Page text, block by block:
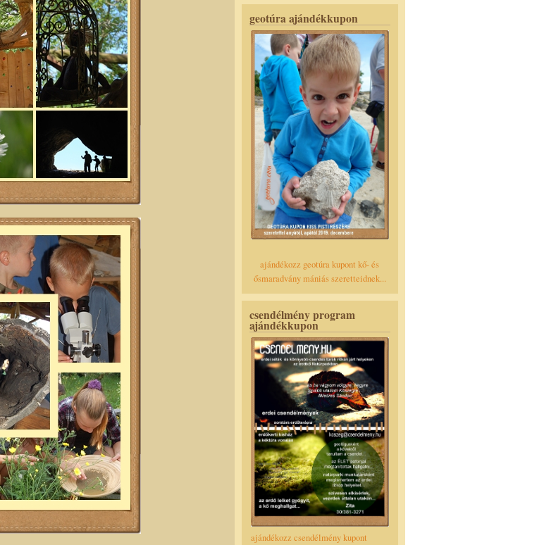
geotúra ajándékkupon
ajándékozz geotúra kupont kő- és
ősmaradvány mániás szeretteidnek...
csendélmény program
ajándékkupon
ajándékozz csendélmény kupont